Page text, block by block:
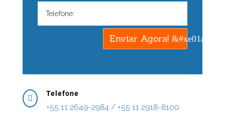
Enviar Agora!

Telefone
+55 11 2649-2984 / +55 11 2918-8100